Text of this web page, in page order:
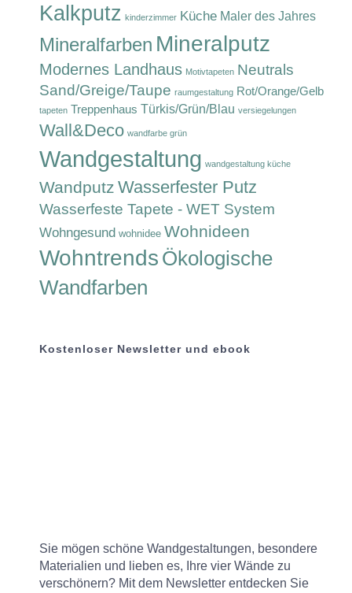
Kalkputz kinderzimmer Küche Maler des Jahres
Mineralfarben Mineralputz
Modernes Landhaus Motivtapeten Neutrals
Sand/Greige/Taupe raumgestaltung Rot/Orange/Gelb
tapeten Treppenhaus Türkis/Grün/Blau versiegelungen
Wall&Deco wandfarbe grün
Wandgestaltung wandgestaltung küche
Wandputz Wasserfester Putz
Wasserfeste Tapete - WET System
Wohngesund wohnidee Wohnideen
Wohntrends Ökologische
Wandfarben
Kostenloser Newsletter und ebook
Sie mögen schöne Wandgestaltungen, besondere
Materialien und lieben es, Ihre vier Wände zu
verschönern? Mit dem Newsletter entdecken Sie